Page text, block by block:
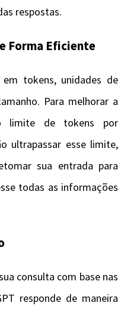
respostas.
Forma Eficiente
tokens, unidades de
Para melhorar a
limite de tokens por
ultrapassar esse limite,
sua entrada para
todas as informações
consulta com base nas
responde de maneira